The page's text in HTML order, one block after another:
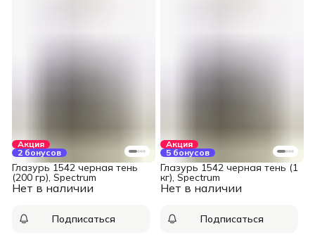
Акция
2 бонусов
Нет в наличии
Глазурь 1542 черная тень
(200 гр), Spectrum
Подписаться
Акция
5 бонусов
Нет в наличии
Глазурь 1542 черная тень (1
кг), Spectrum
Подписаться